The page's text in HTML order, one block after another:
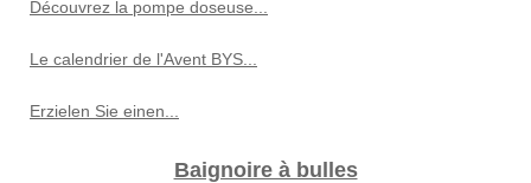
Découvrez la pompe doseuse...
Le calendrier de l'Avent BYS...
Erzielen Sie einen...
Baignoire à bulles